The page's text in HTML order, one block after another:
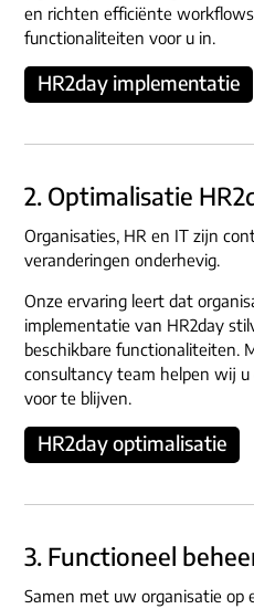
en richten efficiënte
functionaliteiten voor u in.
HR2day implementatie
2. Optimalisatie
Organisaties, HR en IT zijn
veranderingen onderhevig.
Onze ervaring leert dat
implementatie van HR2day
beschikbare functionaliteiten.
consultancy team helpen wij
voor te blijven.
HR2day optimalisatie
3. Functioneel
Samen met uw organisatie op